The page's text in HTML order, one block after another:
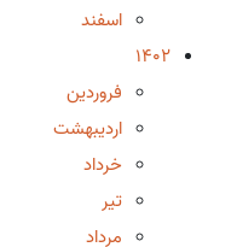
اسفند
1402
فروردین
اردیبهشت
خرداد
تیر
مرداد